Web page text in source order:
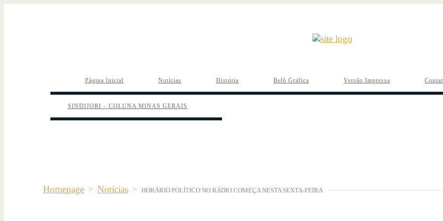
Página Inicial Notícias História Belô Gráfica Versão Impressa
SINDIJORI – COLUNA MINAS GERAIS
Homepage > Notícias > HORÁRIO POLÍTICO NO RÁDIO COMEÇA NESTA SEXTA-FEIRA